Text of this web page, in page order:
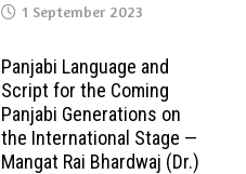
1 September 2023
Panjabi Language and
Script for the Coming
Panjabi Generations on
the International Stage —
Mangat Rai Bhardwaj (Dr.)